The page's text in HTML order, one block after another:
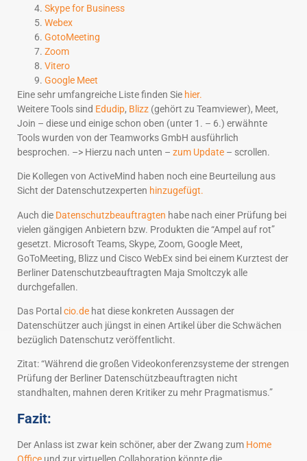
Skype for Business
Webex
GotoMeeting
Zoom
Vitero
Google Meet
Eine sehr umfangreiche Liste finden Sie hier.
Weitere Tools sind Edudip, Blizz (gehört zu Teamviewer), Meet,
Join – diese und einige schon oben (unter 1. – 6.) erwähnte
Tools wurden von der Teamworks GmbH ausführlich
besprochen. –> Hierzu nach unten – zum Update – scrollen.
Die Kollegen von ActiveMind haben noch eine Beurteilung aus
Sicht der Datenschutzexperten hinzugefügt.
Auch die Datenschutzbeauftragten habe nach einer Prüfung bei
vielen gängigen Anbietern bzw. Produkten die “Ampel auf rot”
gesetzt. Microsoft Teams, Skype, Zoom, Google Meet,
GoToMeeting, Blizz und Cisco WebEx sind bei einem Kurztest der
Berliner Datenschutzbeauftragten Maja Smoltczyk alle
durchgefallen.
Das Portal cio.de hat diese konkreten Aussagen der
Datenschützer auch jüngst in einen Artikel über die Schwächen
bezüglich Datenschutz veröffentlicht.
Zitat: “Während die großen Videokonferenzsysteme der strengen
Prüfung der Berliner Datenschützbeauftragten nicht
standhalten, mahnen deren Kritiker zu mehr Pragmatismus.”
Fazit:
Der Anlass ist zwar kein schöner, aber der Zwang zum Home
Office und zur virtuellen Collaboration könnte die